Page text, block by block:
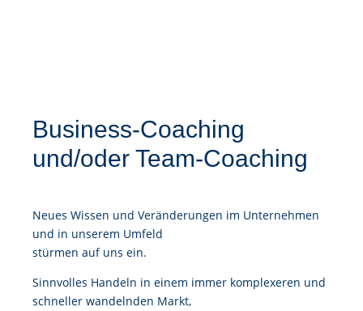
Business-Coaching
und/oder Team-Coaching
Neues Wissen und Veränderungen im Unternehmen
und in unserem Umfeld
stürmen auf uns ein.
Sinnvolles Handeln in einem immer komplexeren und
schneller wandelnden Markt,